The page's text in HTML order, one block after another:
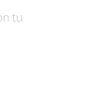
tu